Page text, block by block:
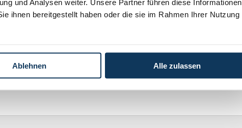
und Analysen weiter. Unsere Partner führen diese Informationen
ihnen bereitgestellt haben oder die sie im Rahmen Ihrer Nutzung
Ablehnen Alle zulassen
erstatten etc.
Ausgabe 10/1991
Fachliteratur